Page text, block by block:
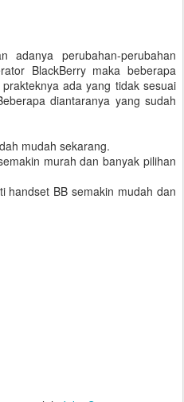
adanya perubahan-perubahan
BlackBerry maka beberapa
ada yang tidak sesuai
diantaranya yang sudah
mudah sekarang.
murah dan banyak pilihan
handset BB semakin mudah dan